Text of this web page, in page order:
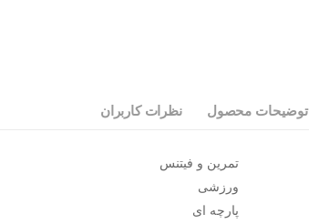
توضیحات محصول نظرات کاربران
تمرین و فیتنس
ورزشی
پارچه ای